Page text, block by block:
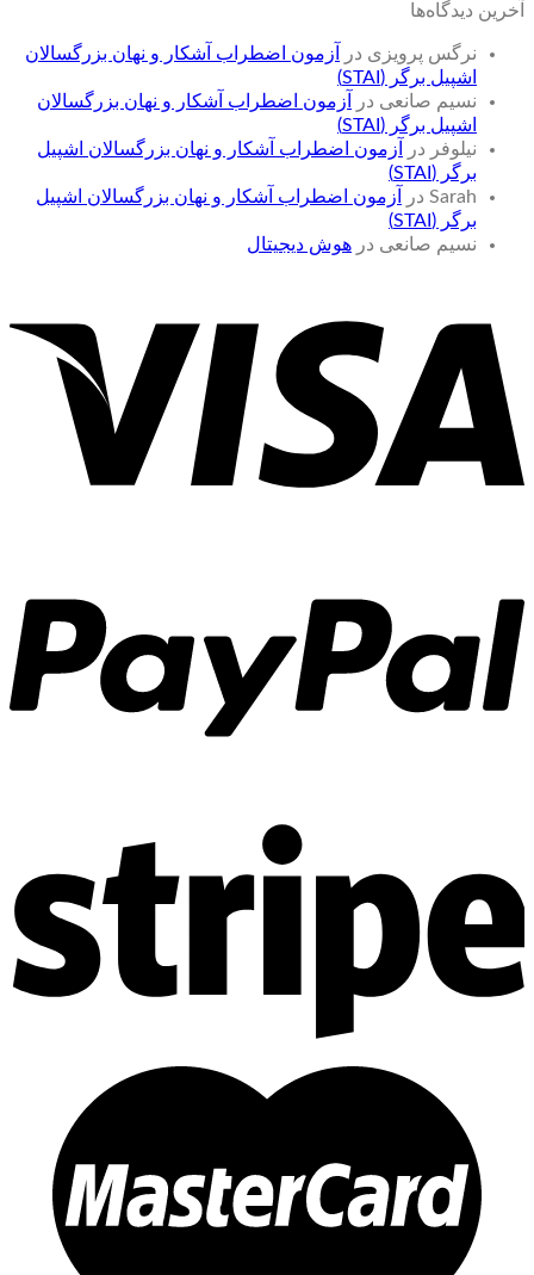
آخرین دیدگاه‌ها
نرگس پرویزی در
آزمون اضطراب آشکار و نهان بزرگسالان
اشپیل برگر (STAI)
نسیم صانعی در
آزمون اضطراب آشکار و نهان بزرگسالان
اشپیل برگر (STAI)
نیلوفر
در
آزمون اضطراب آشکار و نهان بزرگسالان اشپیل
برگر (STAI)
Sarah در
آزمون اضطراب آشکار و نهان بزرگسالان اشپیل
برگر (STAI)
نسیم صانعی در هوش دیجیتال